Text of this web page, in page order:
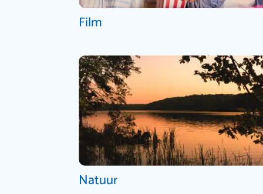
Film
Natuur